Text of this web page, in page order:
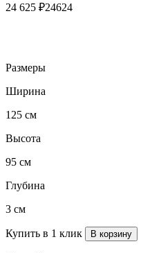
24 625 ₽24624
Размеры
Ширина
125 см
Высота
95 см
Глубина
3 см
Купить в 1 клик